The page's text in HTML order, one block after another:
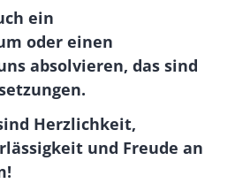
ein
oder einen
absolvieren, das sind
Herzlichkeit,
und Freude an